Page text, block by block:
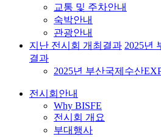
교통 및 주차안내
숙박안내
관광안내
지난 전시회 개최결과 2025년
결과
2025년 부산국제수산
전시회안내
Why BISFE
전시회 개요
부대행사